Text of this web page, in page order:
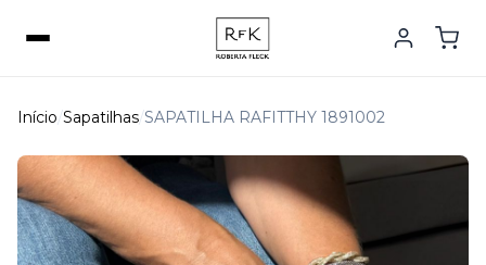
Início/Sapatilhas/SAPATILHA RAFITTHY 1891002